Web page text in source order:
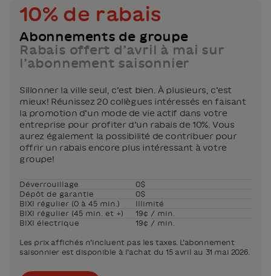
10% de rabais
Abonnements de groupe
Rabais offert d’avril à mai sur
l’abonnement saisonnier
Sillonner la ville seul, c’est bien. À plusieurs, c’est
mieux! Réunissez 20 collègues intéressés en faisant
la promotion d’un mode de vie actif dans votre
entreprise pour profiter d’un rabais de 10%. Vous
aurez également la possibilité de contribuer pour
offrir un rabais encore plus intéressant à votre
groupe!
Déverrouillage
0$
Dépôt de garantie
0$
BIXI régulier (0 à 45 min.)
Illimité
BIXI régulier (45 min. et +)
19¢ / min.
BIXI électrique
19¢ / min.
Les prix affichés n’incluent pas les taxes. L’abonnement
saisonnier est disponible à l’achat du 15 avril au 31 mai 2026.